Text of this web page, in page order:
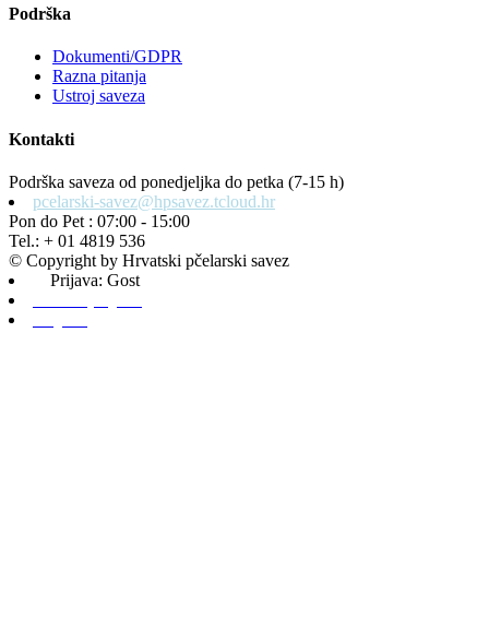
Podrška
Dokumenti/GDPR
Razna pitanja
Ustroj saveza
Kontakti
Podrška saveza od ponedjeljka do petka (7-15 h)
pcelarski-savez@hpsavez.tcloud.hr
Pon do Pet : 07:00 - 15:00
Tel.: + 01 4819 536
© Copyright by Hrvatski pčelarski savez
Prijava: Gost